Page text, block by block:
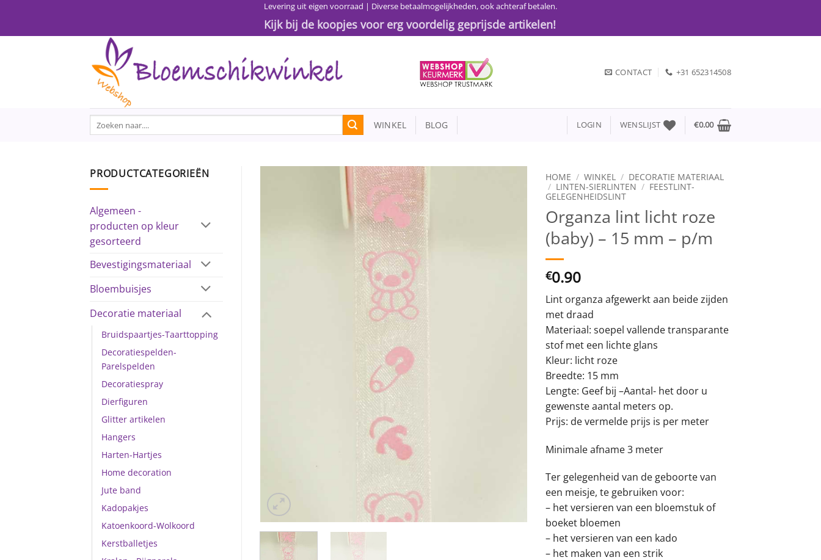
inhoud
Levering uit eigen voorraad | Diverse betaalmogelijkheden, ook achteraf betalen.
Kijk bij de koopjes voor erg voordelig geprijsde artikelen!
CONTACT +31 652314508
Zoeken
naar:
WINKEL BLOG LOGIN WENSLIJST €0.00
PRODUCTCATEGORIEËN
Algemeen -
producten op kleur
gesorteerd
Bevestigingsmateriaal
Bloembuisjes
Decoratie materiaal
Bruidspaartjes-Taarttopping
Decoratiespelden-
Parelspelden
Decoratiespray
Dierfiguren
Glitter artikelen
Hangers
Harten-Hartjes
Home decoration
Jute band
Kadopakjes
Katoenkoord-Wolkoord
Kerstballetjes
HOME / WINKEL / DECORATIE MATERIAAL
/ LINTEN-SIERLINTEN / FEESTLINT-
GELEGENHEIDSLINT
Organza lint licht roze
(baby) – 15 mm – p/m
€0.90
Lint organza afgewerkt aan beide zijden
met draad
Materiaal: soepel vallende transparante
stof met een lichte glans
Kleur: licht roze
Breedte: 15 mm
Lengte: Geef bij –Aantal- het door u
gewenste aantal meters op.
Prijs: de vermelde prijs is per meter
Minimale afname 3 meter
Ter gelegenheid van de geboorte van
een meisje, te gebruiken voor:
– het versieren van een bloemstuk of
boeket bloemen
– het versieren van een kado
– het maken van een strik